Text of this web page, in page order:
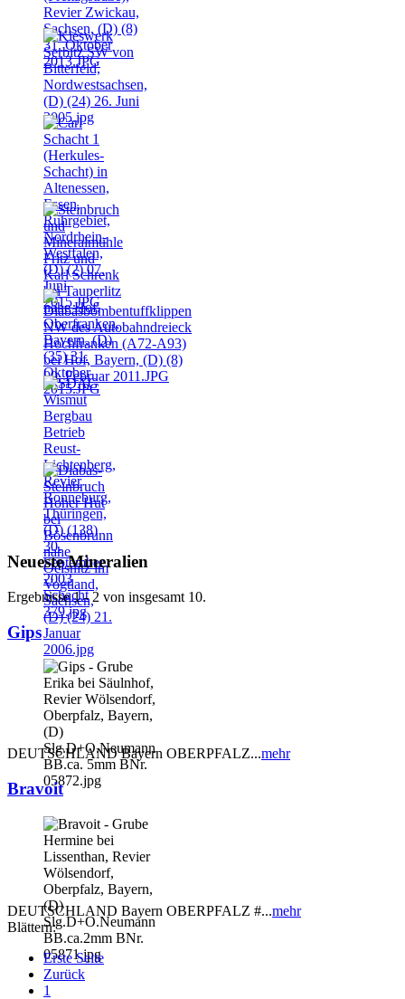
Neueste Mineralien
Ergebnisse 1 - 2 von insgesamt 10.
Gips
DEUTSCHLAND Bayern OBERPFALZ...mehr
Bravoit
DEUTSCHLAND Bayern OBERPFALZ #...mehr
Blättern:
Erste Seite
Zurück
1